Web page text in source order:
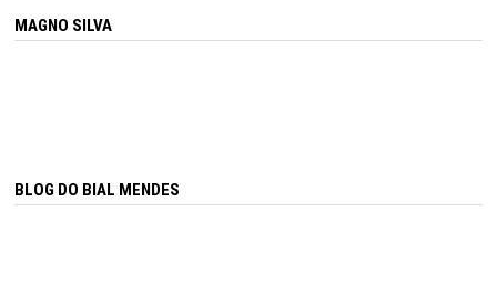
MAGNO SILVA
BLOG DO BIAL MENDES